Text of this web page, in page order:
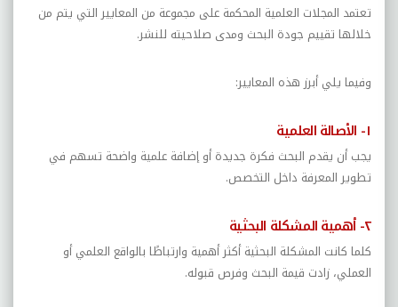
تعتمد المجلات العلمية المحكمة على مجموعة من المعايير التي يتم من
خلالها تقييم جودة البحث ومدى صلاحيته للنشر.
وفيما يلي أبرز هذه المعايير:
١- الأصالة العلمية
يجب أن يقدم البحث فكرة جديدة أو إضافة علمية واضحة تسهم في
تطوير المعرفة داخل التخصص.
٢- أهمية المشكلة البحثية
كلما كانت المشكلة البحثية أكثر أهمية وارتباطًا بالواقع العلمي أو
العملي، زادت قيمة البحث وفرص قبوله.